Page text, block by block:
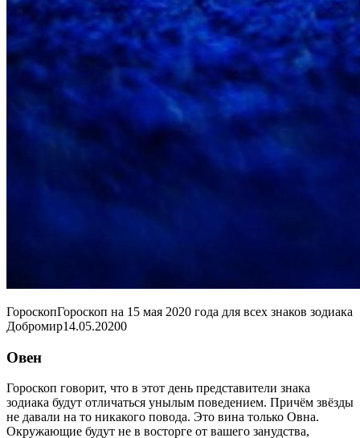
ГороскопГороскоп на 15 мая 2020 года для всех знаков зодиака
Добромир14.05.20200
Овен
Гороскоп говорит, что в этот день представители знака
зодиака будут отличаться унылым поведением. Причём звёзды
не давали на то никакого повода. Это вина только Овна.
Окружающие будут не в восторге от вашего занудства,